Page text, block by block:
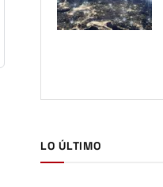
LO ÚLTIMO